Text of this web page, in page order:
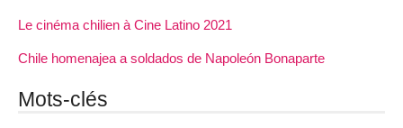
Le cinéma chilien à Cine Latino 2021
Chile homenajea a soldados de Napoleón Bonaparte
Mots-clés